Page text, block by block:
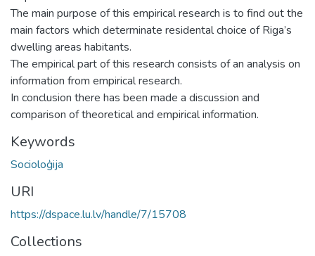
The main purpose of this empirical research is to find out the
main factors which determinate residental choice of Riga’s
dwelling areas habitants.
The empirical part of this research consists of an analysis on
information from empirical research.
In conclusion there has been made a discussion and
comparison of theoretical and empirical information.
Keywords
Socioloģija
URI
https://dspace.lu.lv/handle/7/15708
Collections